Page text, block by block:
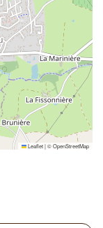
Leaflet|©OpenStreetMap